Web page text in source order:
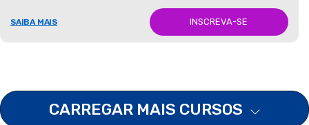
SAIBA MAIS INSCREVA-SE
CARREGAR MAIS CURSOS